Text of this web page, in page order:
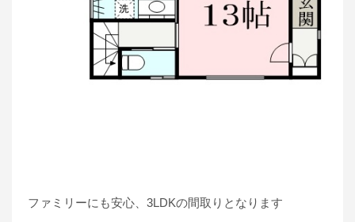
ファミリーにも安心、3LDKの間取りとなります